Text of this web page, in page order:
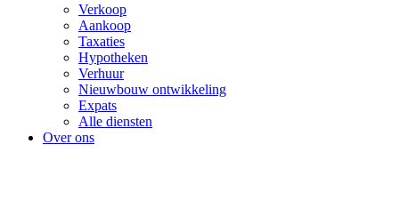
Verkoop
Aankoop
Taxaties
Hypotheken
Verhuur
Nieuwbouw ontwikkeling
Expats
Alle diensten
Over ons